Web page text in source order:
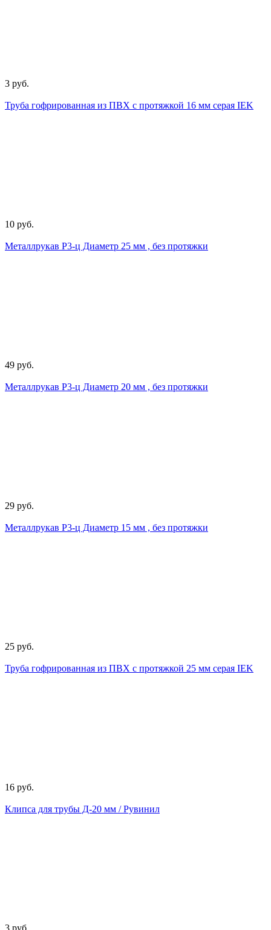
3 руб.
Труба гофрированная из ПВХ с протяжкой 16 мм серая IEK
10 руб.
Металлрукав Р3-ц Диаметр 25 мм , без протяжки
49 руб.
Металлрукав Р3-ц Диаметр 20 мм , без протяжки
29 руб.
Металлрукав Р3-ц Диаметр 15 мм , без протяжки
25 руб.
Труба гофрированная из ПВХ с протяжкой 25 мм серая IEK
16 руб.
Клипса для трубы Д-20 мм / Рувинил
3 руб.